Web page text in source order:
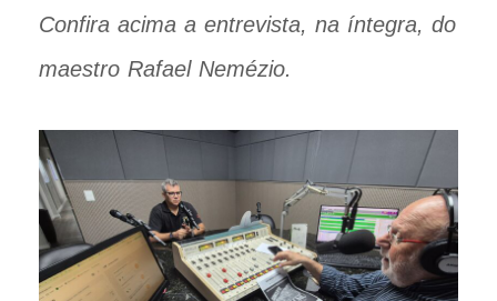
Confira acima a entrevista, na íntegra, do
maestro Rafael Nemézio.